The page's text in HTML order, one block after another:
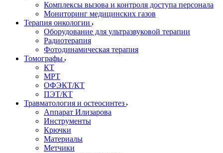
Комплексы вызова и контроля доступа персонала
Мониторинг медицинских газов
Терапия онкологии
Оборудование для ультразвуковой терапии
Радиотерапия
Фотодинамическая терапия
Томографы
КТ
МРТ
ОФЭКТ/КТ
ПЭТ/КТ
Травматология и остеосинтез
Аппарат Илизарова
Инструменты
Крючки
Материалы
Метчики